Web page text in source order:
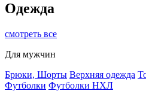
Одежда
смотреть все
Для мужчин
Брюки, Шорты Верхняя одежда
Футболки Футболки НХЛ